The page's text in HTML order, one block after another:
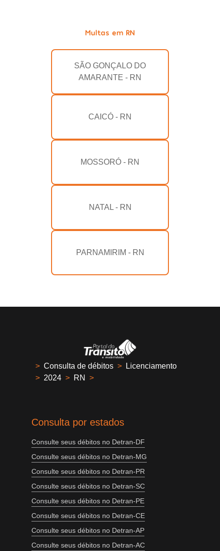
Multas em RN
SÃO GONÇALO DO
AMARANTE - RN
CAICÓ - RN
MOSSORÓ - RN
NATAL - RN
PARNAMIRIM - RN
> Consulta de débitos >
Licenciamento
> 2024 > RN >
Consulta por estados
Consulte seus débitos no Detran-DF
Consulte seus débitos no Detran-MG
Consulte seus débitos no Detran-PR
Consulte seus débitos no Detran-SC
Consulte seus débitos no Detran-PE
Consulte seus débitos no Detran-CE
Consulte seus débitos no Detran-AP
Consulte seus débitos no Detran-AC